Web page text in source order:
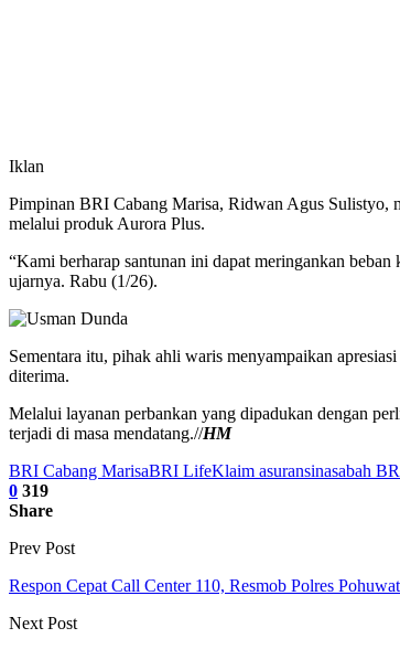
Iklan
Pimpinan BRI Cabang Marisa, Ridwan Agus Sulistyo,
melalui produk Aurora Plus.
“Kami berharap santunan ini dapat meringankan
ujarnya. Rabu (1/26).
Sementara itu, pihak ahli waris menyampaikan
diterima.
Melalui layanan perbankan yang dipadukan dengan
terjadi di masa mendatang.//HM
BRI Cabang MarisaBRI LifeKlaim asuransinasabah
0 319
Share
Prev Post
Respon Cepat Call Center 110, Resmob Polres
Next Post